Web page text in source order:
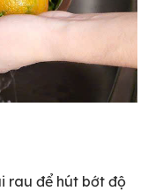
rau để hút bớt độ